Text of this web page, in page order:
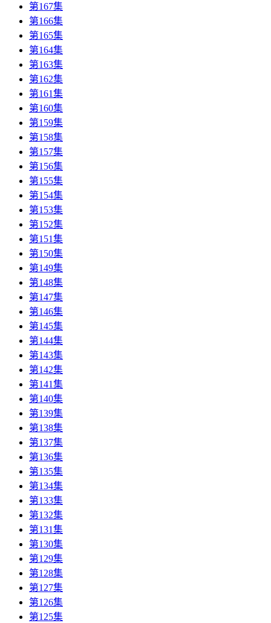
第167集
第166集
第165集
第164集
第163集
第162集
第161集
第160集
第159集
第158集
第157集
第156集
第155集
第154集
第153集
第152集
第151集
第150集
第149集
第148集
第147集
第146集
第145集
第144集
第143集
第142集
第141集
第140集
第139集
第138集
第137集
第136集
第135集
第134集
第133集
第132集
第131集
第130集
第129集
第128集
第127集
第126集
第125集